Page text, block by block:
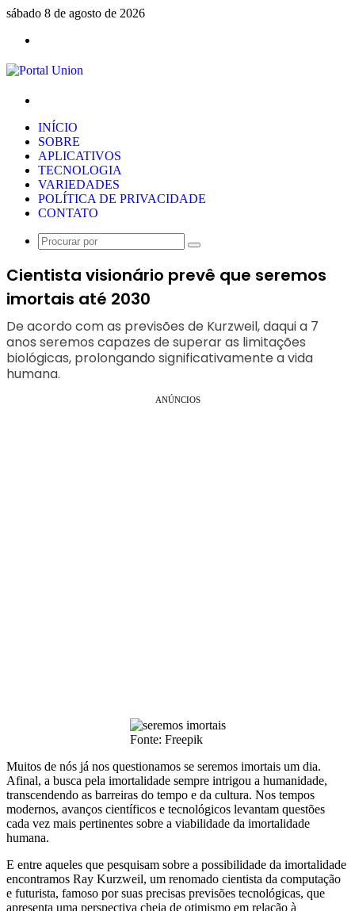
sábado 8 de agosto de 2026
INÍCIO
SOBRE
APLICATIVOS
TECNOLOGIA
VARIEDADES
POLÍTICA DE PRIVACIDADE
CONTATO
Procurar
Cientista visionário prevê que seremos
imortais até 2030
De acordo com as previsões de Kurzweil, daqui a 7
anos seremos capazes de superar as limitações
biológicas, prolongando significativamente a vida
humana.
ANÚNCIOS
Fonte: Freepik
Muitos de nós já nos questionamos se seremos imortais um dia.
Afinal, a busca pela imortalidade sempre intrigou a humanidade,
transcendendo as barreiras do tempo e da cultura. Nos tempos
modernos, avanços científicos e tecnológicos levantam questões
cada vez mais pertinentes sobre a viabilidade da imortalidade
humana.
E entre aqueles que pesquisam sobre a possibilidade da imortalidade
encontramos Ray Kurzweil, um renomado cientista da computação
e futurista, famoso por suas precisas previsões tecnológicas, que
apresenta uma perspectiva cheia de otimismo em relação à